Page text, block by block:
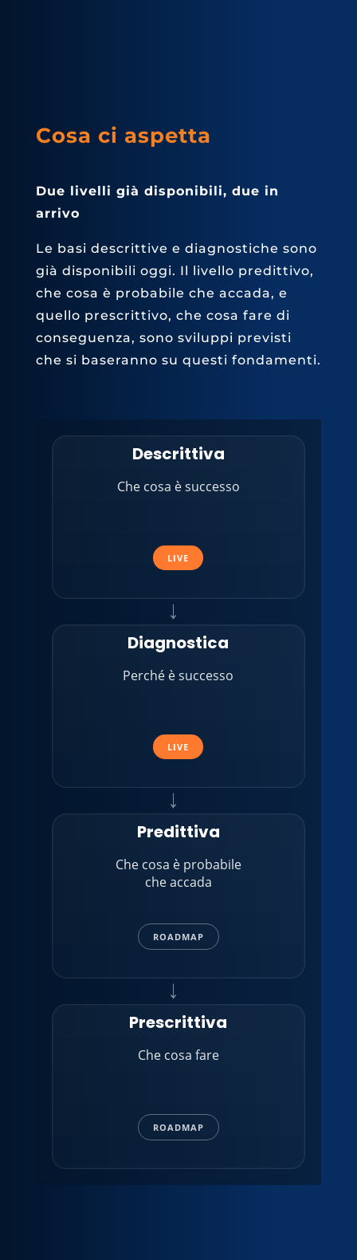
Cosa ci aspetta
Due livelli già disponibili, due in
arrivo
Le basi descrittive e diagnostiche sono
già disponibili oggi. Il livello predittivo,
che cosa è probabile che accada, e
quello prescrittivo, che cosa fare di
conseguenza, sono sviluppi previsti
che si baseranno su questi fondamenti.
Descrittiva
Che cosa è successo
LIVE
→
Diagnostica
Perché è successo
LIVE
→
Predittiva
Che cosa è probabile
che accada
ROADMAP
→
Prescrittiva
Che cosa fare
ROADMAP